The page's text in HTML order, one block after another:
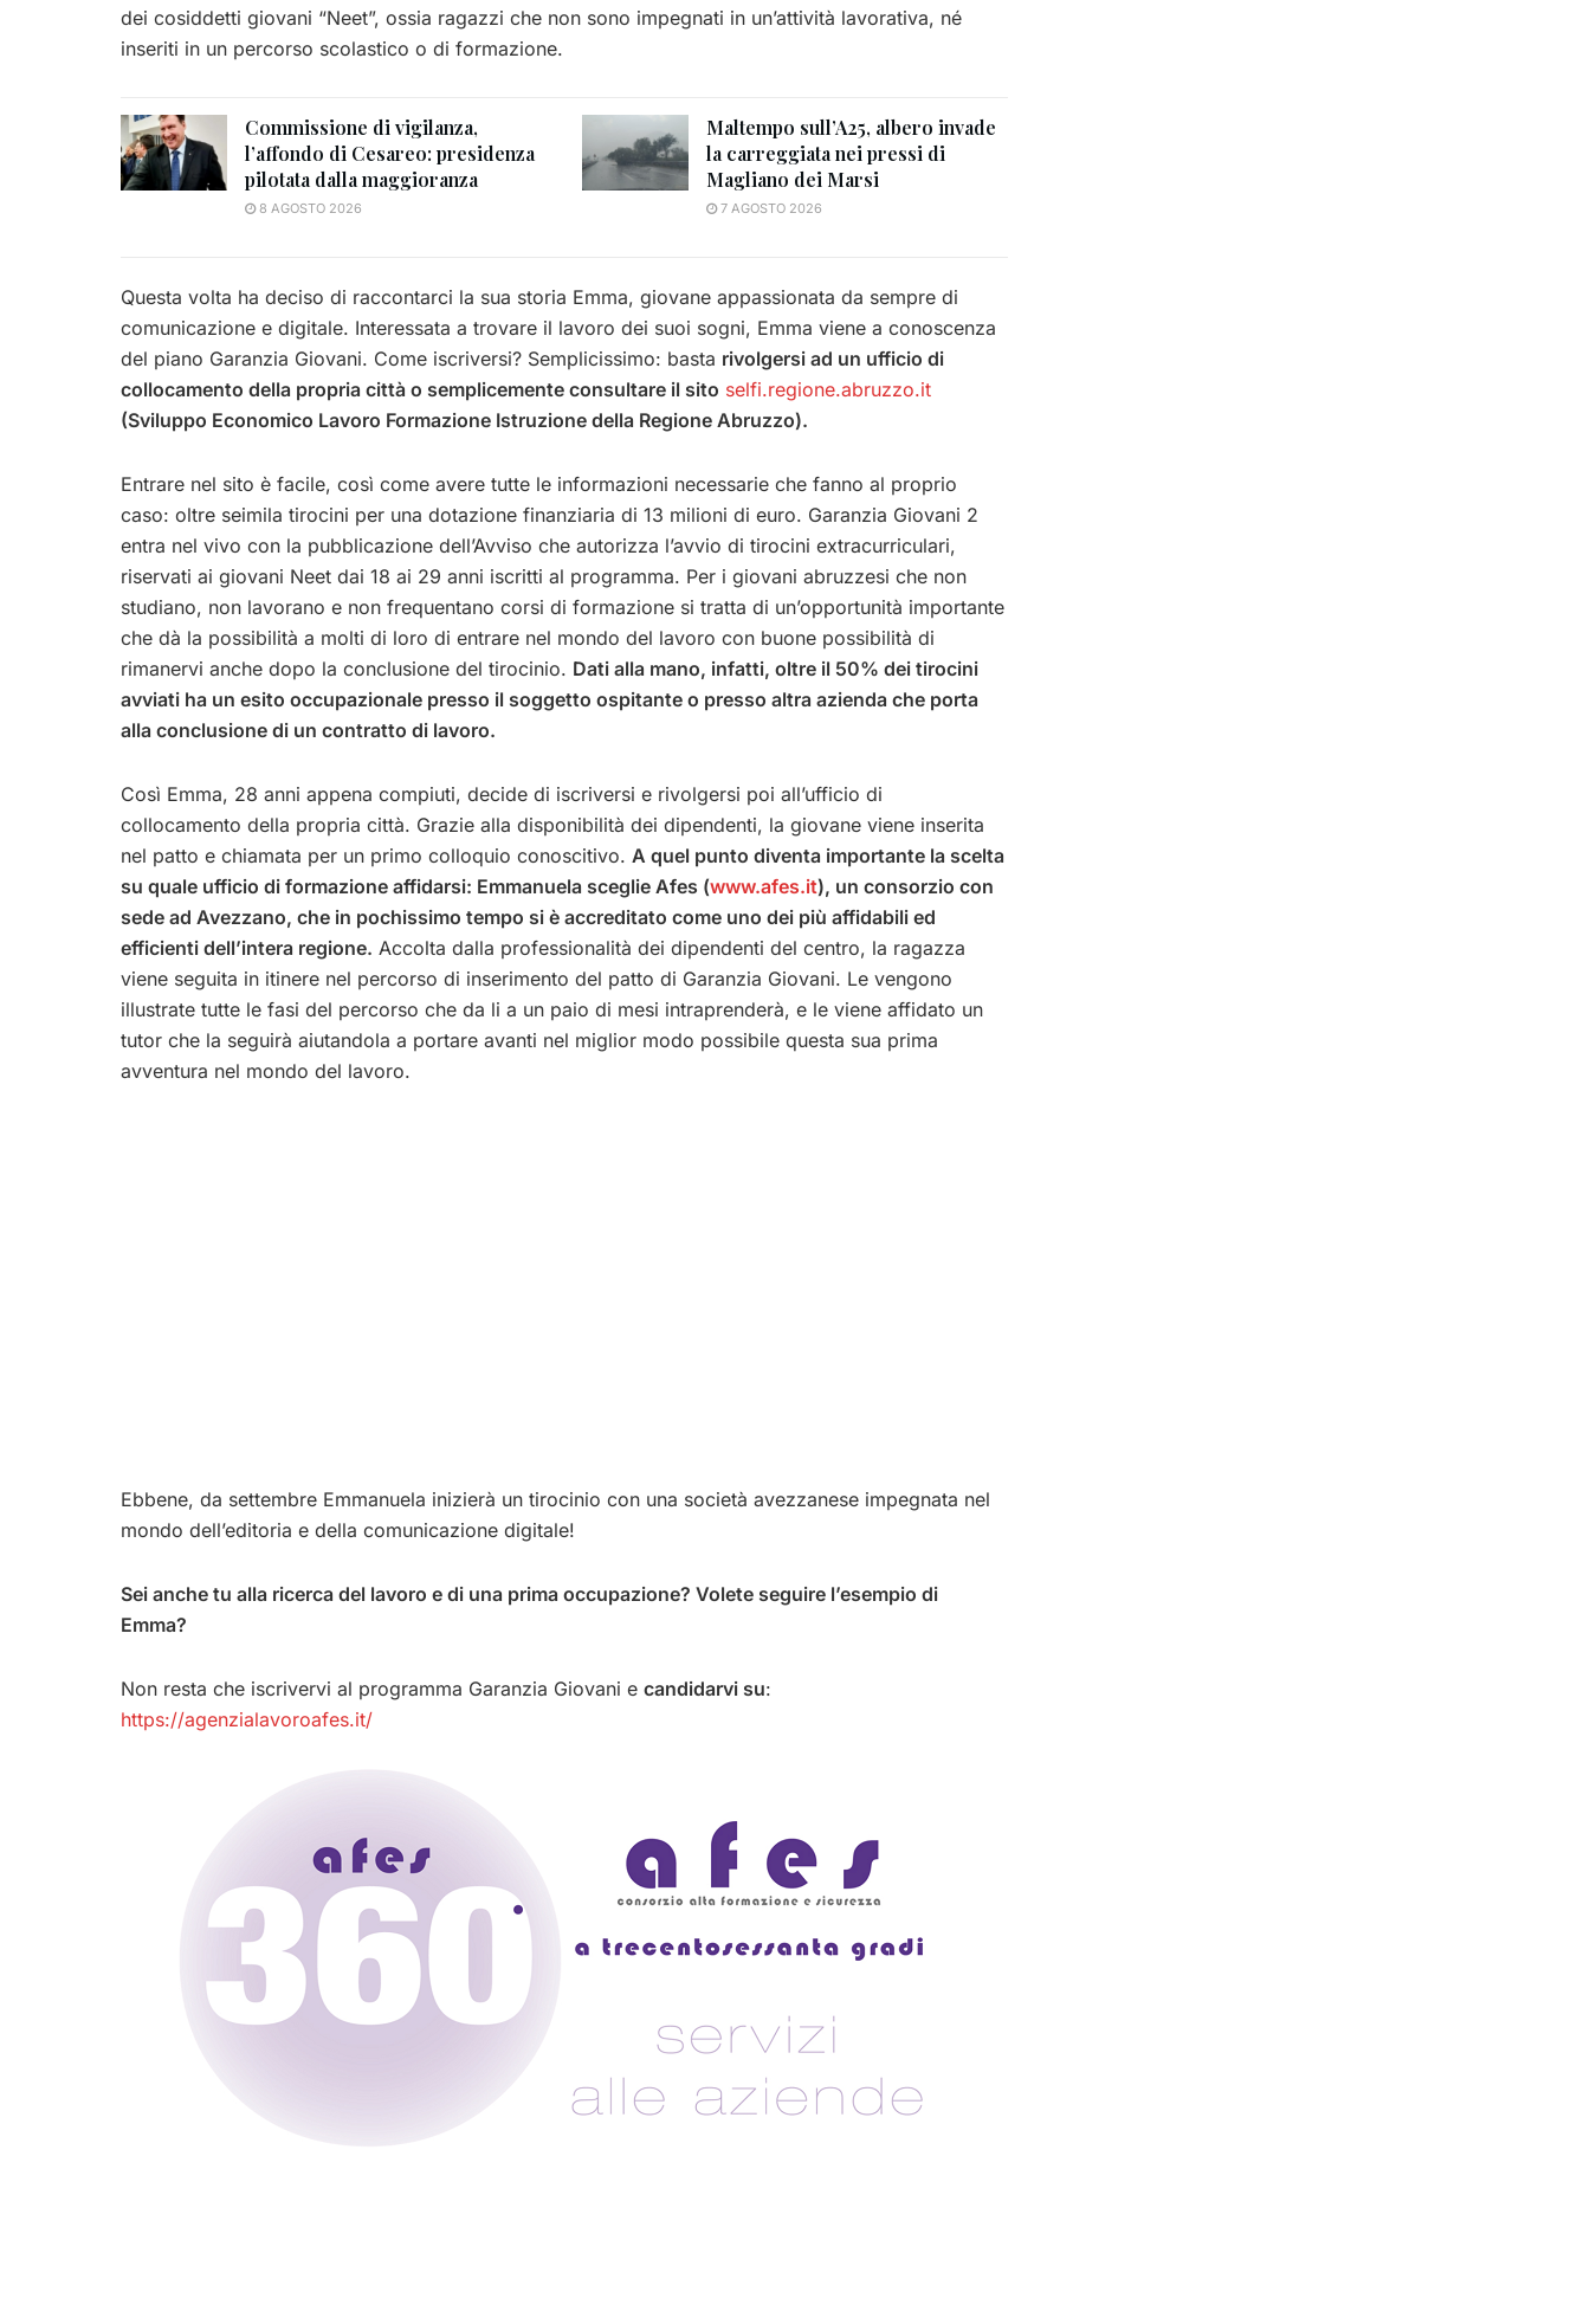
dei cosiddetti giovani “Neet”, ossia ragazzi che non sono impegnati in un’attività lavorativa, né
inseriti in un percorso scolastico o di formazione.
Commissione di vigilanza,
l’affondo di Cesareo: presidenza
pilotata dalla maggioranza
8 AGOSTO 2026
Maltempo sull’A25, albero invade
la carreggiata nei pressi di
Magliano dei Marsi
7 AGOSTO 2026
Questa volta ha deciso di raccontarci la sua storia Emma, giovane appassionata da sempre di
comunicazione e digitale. Interessata a trovare il lavoro dei suoi sogni, Emma viene a conoscenza
del piano Garanzia Giovani. Come iscriversi? Semplicissimo: basta rivolgersi ad un ufficio di
collocamento della propria città o semplicemente consultare il sito selfi.regione.abruzzo.it
(Sviluppo Economico Lavoro Formazione Istruzione della Regione Abruzzo).
Entrare nel sito è facile, così come avere tutte le informazioni necessarie che fanno al proprio
caso: oltre seimila tirocini per una dotazione finanziaria di 13 milioni di euro. Garanzia Giovani 2
entra nel vivo con la pubblicazione dell’Avviso che autorizza l’avvio di tirocini extracurriculari,
riservati ai giovani Neet dai 18 ai 29 anni iscritti al programma. Per i giovani abruzzesi che non
studiano, non lavorano e non frequentano corsi di formazione si tratta di un’opportunità importante
che dà la possibilità a molti di loro di entrare nel mondo del lavoro con buone possibilità di
rimanervi anche dopo la conclusione del tirocinio. Dati alla mano, infatti, oltre il 50% dei tirocini
avviati ha un esito occupazionale presso il soggetto ospitante o presso altra azienda che porta
alla conclusione di un contratto di lavoro.
Così Emma, 28 anni appena compiuti, decide di iscriversi e rivolgersi poi all’ufficio di
collocamento della propria città. Grazie alla disponibilità dei dipendenti, la giovane viene inserita
nel patto e chiamata per un primo colloquio conoscitivo. A quel punto diventa importante la scelta
su quale ufficio di formazione affidarsi: Emmanuela sceglie Afes (www.afes.it), un consorzio con
sede ad Avezzano, che in pochissimo tempo si è accreditato come uno dei più affidabili ed
efficienti dell’intera regione. Accolta dalla professionalità dei dipendenti del centro, la ragazza
viene seguita in itinere nel percorso di inserimento del patto di Garanzia Giovani. Le vengono
illustrate tutte le fasi del percorso che da li a un paio di mesi intraprenderà, e le viene affidato un
tutor che la seguirà aiutandola a portare avanti nel miglior modo possibile questa sua prima
avventura nel mondo del lavoro.
Ebbene, da settembre Emmanuela inizierà un tirocinio con una società avezzanese impegnata nel
mondo dell’editoria e della comunicazione digitale!
Sei anche tu alla ricerca del lavoro e di una prima occupazione? Volete seguire l’esempio di
Emma?
Non resta che iscrivervi al programma Garanzia Giovani e candidarvi su:
https://agenzialavoroafes.it/